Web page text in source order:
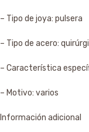
– Tipo de joya: pulsera
– Tipo de acero:
– Característica
– Motivo: varios
Información adicional